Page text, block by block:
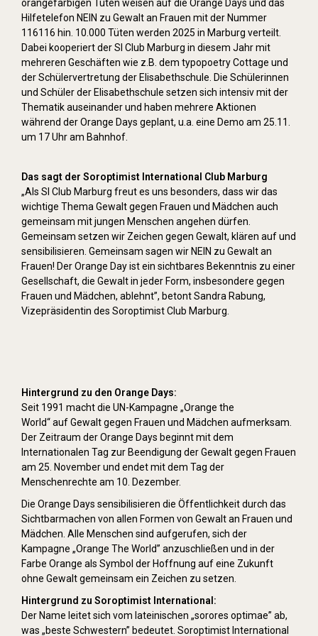
orangefarbigen Tüten weisen auf die Orange Days und das
Hilfetelefon NEIN zu Gewalt an Frauen mit der Nummer
116116 hin. 10.000 Tüten werden 2025 in Marburg verteilt.
Dabei kooperiert der SI Club Marburg in diesem Jahr mit
mehreren Geschäften wie z.B. dem typopoetry Cottage und
der Schülervertretung der Elisabethschule. Die Schülerinnen
und Schüler der Elisabethschule setzen sich intensiv mit der
Thematik auseinander und haben mehrere Aktionen
während der Orange Days geplant, u.a. eine Demo am 25.11.
um 17 Uhr am Bahnhof.
Das sagt der Soroptimist International Club Marburg
„Als SI Club Marburg freut es uns besonders, dass wir das
wichtige Thema Gewalt gegen Frauen und Mädchen auch
gemeinsam mit jungen Menschen angehen dürfen.
Gemeinsam setzen wir Zeichen gegen Gewalt, klären auf und
sensibilisieren. Gemeinsam sagen wir NEIN zu Gewalt an
Frauen! Der Orange Day ist ein sichtbares Bekenntnis zu einer
Gesellschaft, die Gewalt in jeder Form, insbesondere gegen
Frauen und Mädchen, ablehnt”, betont Sandra Rabung,
Vizepräsidentin des Soroptimist Club Marburg.
Hintergrund zu den Orange Days:
Seit 1991 macht die UN-Kampagne „Orange the
World“ auf Gewalt gegen Frauen und Mädchen aufmerksam.
Der Zeitraum der Orange Days beginnt mit dem
Internationalen Tag zur Beendigung der Gewalt gegen Frauen
am 25. November und endet mit dem Tag der
Menschenrechte am 10. Dezember.
Die Orange Days sensibilisieren die Öffentlichkeit durch das
Sichtbarmachen von allen Formen von Gewalt an Frauen und
Mädchen. Alle Menschen sind aufgerufen, sich der
Kampagne „Orange The World” anzuschließen und in der
Farbe Orange als Symbol der Hoffnung auf eine Zukunft
ohne Gewalt gemeinsam ein Zeichen zu setzen.
Hintergrund zu Soroptimist International:
Der Name leitet sich vom lateinischen „sorores optimae” ab,
was „beste Schwestern” bedeutet. Soroptimist International